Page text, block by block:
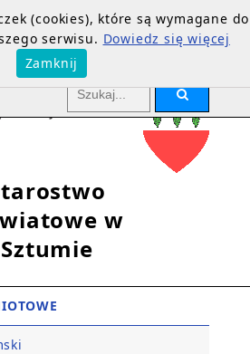
w
Sztumie
(cookies), które są wymagane do
serwisu. Dowiedz się więcej
Zamknij